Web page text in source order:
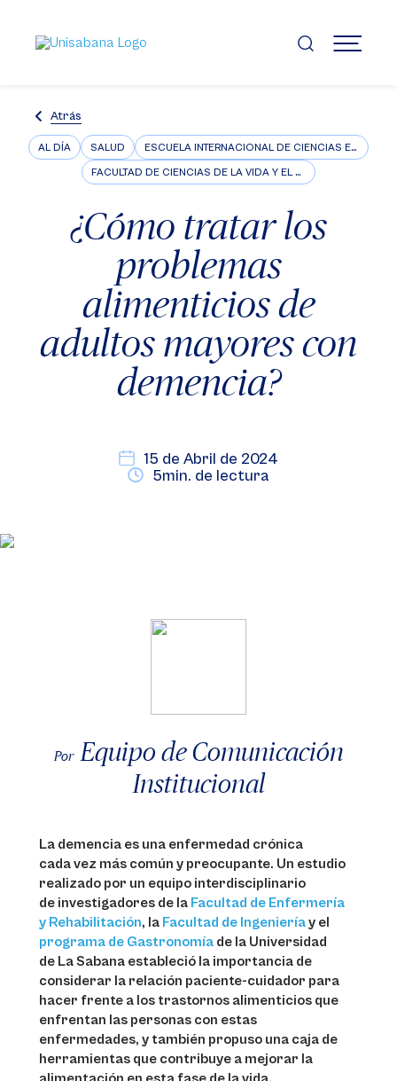
contenido
principal
MENÚ
Atrás
AL DÍA SALUD ESCUELA INTERNACIONAL DE CIENCIAS ECONÓMICAS Y ADMINISTRATIVAS
FACULTAD DE CIENCIAS DE LA VIDA Y EL BIENESTAR
¿Cómo tratar los
problemas
alimenticios de
adultos mayores con
demencia?
15 de Abril de 2024
5min. de lectura
Por Equipo de Comunicación
Institucional
La demencia es una enfermedad crónica
cada vez más común y preocupante. Un estudio
realizado por un equipo interdisciplinario
de investigadores de la Facultad de Enfermería
y Rehabilitación, la Facultad de Ingenieríay el
programa de Gastronomía de la Universidad
de La Sabana estableció la importancia de
considerar la relación paciente-cuidador para
hacer frente a los trastornos alimenticios que
enfrentan las personas con estas
enfermedades, y también propuso una caja de
herramientas que contribuye a mejorar la